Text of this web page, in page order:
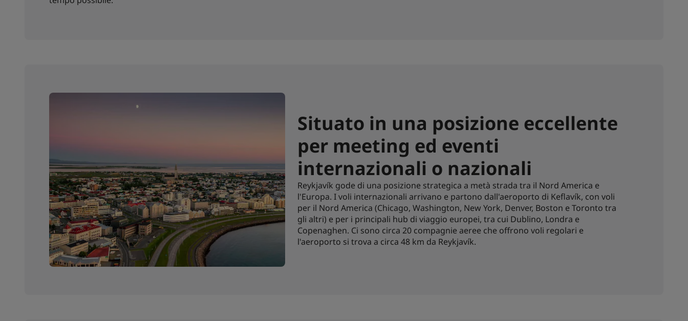
Situato in una posizione eccellente
per meeting ed eventi
internazionali o nazionali
Reykjavík gode di una posizione strategica a metà strada tra il Nord America e
l'Europa. I voli internazionali arrivano e partono dall'aeroporto di Keflavík, con voli
per il Nord America (Chicago, Washington, New York, Denver, Boston e Toronto tra
gli altri) e per i principali hub di viaggio europei, tra cui Dublino, Londra e
Copenaghen. Ci sono circa 20 compagnie aeree che offrono voli regolari e
l'aeroporto si trova a circa 48 km da Reykjavík.